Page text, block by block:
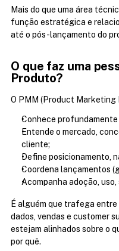
Mais do que uma área
função estratégica e
até o pós-lançamento do
O que faz uma
Produto?
O PMM (Product Marketing
Conhece profundamente
Entende o mercado,
cliente;
Define posicionamento,
Coordena lançamentos
Acompanha adoção,
É alguém que trafega
dados, vendas e customer
estejam alinhados sobre o
por quê.